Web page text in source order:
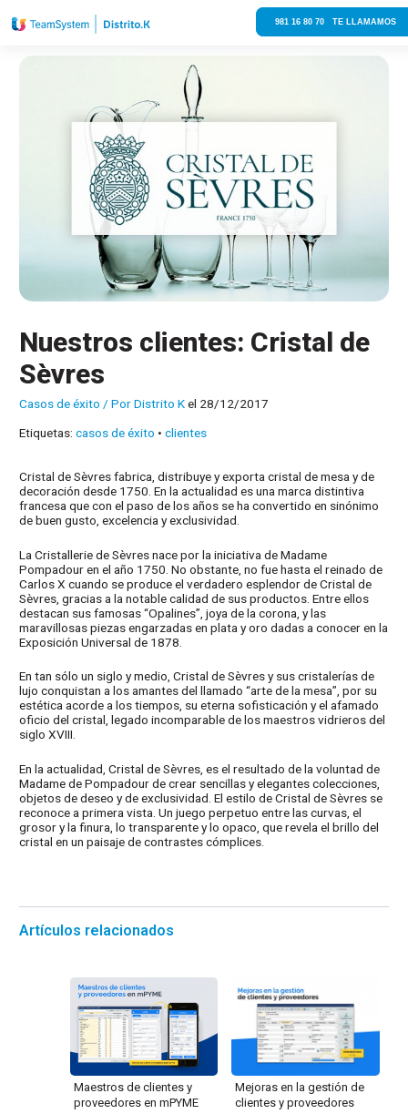
981 16 80 70 TE LLAMAMOS
Nuestros clientes: Cristal de
Sèvres
Casos de éxito / PorDistrito Kel 28/12/2017
Etiquetas:casos de éxito •clientes
Cristal de Sèvres fabrica, distribuye y exporta cristal de mesa y de
decoración desde 1750. En la actualidad es una marca distintiva
francesa que con el paso de los años se ha convertido en sinónimo
de buen gusto, excelencia y exclusividad.
La Cristallerie de Sèvres nace por la iniciativa de Madame
Pompadour en el año 1750. No obstante, no fue hasta el reinado de
Carlos X cuando se produce el verdadero esplendor de Cristal de
Sèvres, gracias a la notable calidad de sus productos. Entre ellos
destacan sus famosas “Opalines”, joya de la corona, y las
maravillosas piezas engarzadas en plata y oro dadas a conocer en la
Exposición Universal de 1878.
En tan sólo un siglo y medio, Cristal de Sèvres y sus cristalerías de
lujo conquistan a los amantes del llamado “arte de la mesa”, por su
estética acorde a los tiempos, su eterna sofisticación y el afamado
oficio del cristal, legado incomparable de los maestros vidrieros del
siglo XVIII.
En la actualidad, Cristal de Sèvres, es el resultado de la voluntad de
Madame de Pompadour de crear sencillas y elegantes colecciones,
objetos de deseo y de exclusividad. El estilo de Cristal de Sèvres se
reconoce a primera vista. Un juego perpetuo entre las curvas, el
grosor y la finura, lo transparente y lo opaco, que revela el brillo del
cristal en un paisaje de contrastes cómplices.
Artículos relacionados
Maestros de clientes y
proveedores en mPYME
Mejoras en la gestión de
clientes y proveedores